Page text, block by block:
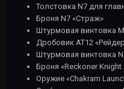
Толстовка N7 для
Броня N7 «Страж»
Штурмовая винтовка
Дробовик АТ12
Штурмовая винтовка
Броня «Reckoner Knight
Оружие «Chakram